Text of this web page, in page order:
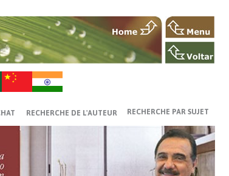
RECHERCHE DE L'AUTEUR RECHERCHE PAR SUJET